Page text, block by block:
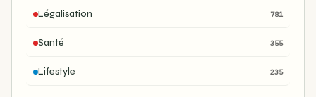
Légalisation 781
Santé 355
Lifestyle 235